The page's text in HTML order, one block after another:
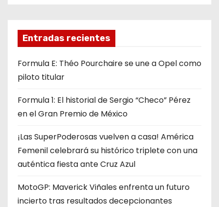
Entradas recientes
Formula E: Théo Pourchaire se une a Opel como
piloto titular
Formula 1: El historial de Sergio “Checo” Pérez
en el Gran Premio de México
¡Las SuperPoderosas vuelven a casa! América
Femenil celebrará su histórico triplete con una
auténtica fiesta ante Cruz Azul
MotoGP: Maverick Viñales enfrenta un futuro
incierto tras resultados decepcionantes